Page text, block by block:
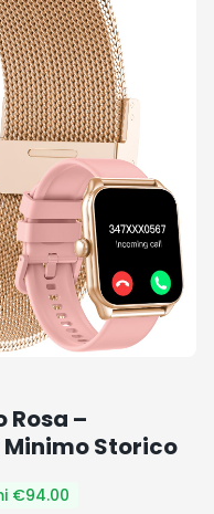
–
Minimo Storico
€94.00